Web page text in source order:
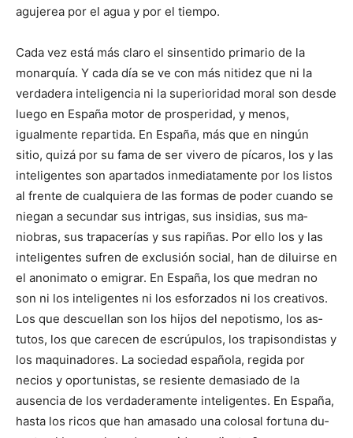
agujerea por el agua y por el tiempo.
Cada vez está más claro el sinsentido primario de la
monar­quía. Y cada día se ve con más nitidez que ni la
verdadera inte­ligencia ni la superioridad moral son desde
luego en España motor de prosperidad, y menos,
igualmente repartida. En Es­paña, más que en ningún
sitio, quizá por su fama de ser vivero de pícaros, los y las
inteligentes son apartados inmediatamente por los listos
al frente de cualquiera de las formas de poder cuando se
niegan a se­cundar sus intrigas, sus insidias, sus ma­
niobras, sus trapacerías y sus rapiñas. Por ello los y las
inteli­gentes sufren de exclusión so­cial, han de diluirse en
el anoni­mato o emigrar. En España, los que medran no
son ni los inte­ligentes ni los esforzados ni los creativos.
Los que descuellan son los hijos del nepotismo, los as­
tutos, los que carecen de escrúpulos, los trapisondistas y
los ma­quinadores. La sociedad española, regida por
necios y oportunis­tas, se resiente dema­siado de la
ausencia de los verdaderamente inteligentes. En Es­paña,
hasta los ricos que han amasado una co­losal fortuna du­